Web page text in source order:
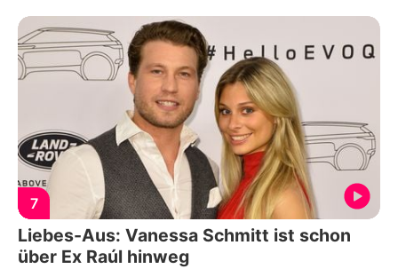
7
Liebes-Aus: Vanessa Schmitt ist schon
über Ex Raúl hinweg